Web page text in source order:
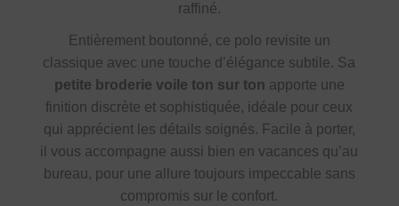
raffiné.
Entièrement boutonné, ce polo revisite un
classique avec une touche d’élégance subtile. Sa
petite broderie voile ton sur ton apporte une
finition discrète et sophistiquée, idéale pour ceux
qui apprécient les détails soignés. Facile à porter,
il vous accompagne aussi bien en vacances qu’au
bureau, pour une allure toujours impeccable sans
compromis sur le confort.